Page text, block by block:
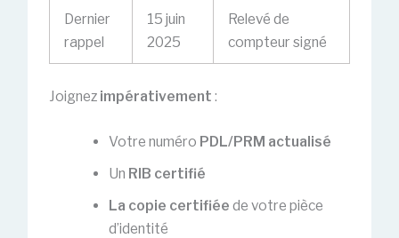
Dernier
rappel
15 juin
2025
Relevé de
compteur signé
Joignez impérativement :
Votre numéro PDL/PRM actualisé
Un RIB certifié
La copie certifiée de votre pièce
d’identité